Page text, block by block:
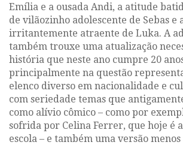
Emília e a ousada Andi, a atitude
de vilãozinho adolescente de Sebas e
irritantemente atraente de Luka. A
também trouxe uma atualização
história que neste ano cumpre 20
principalmente na questão
elenco diverso em nacionalidade e
com seriedade temas que
como alívio cômico – como por
sofrida por Celina Ferrer, que hoje é
escola – e também uma versão